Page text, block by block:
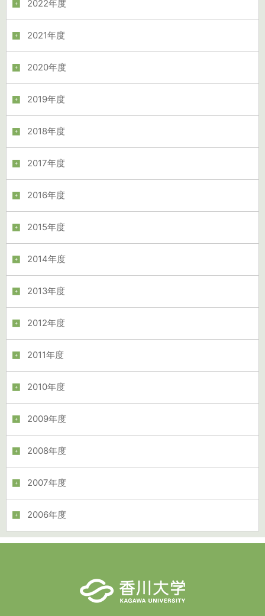
2022年度
2021年度
2020年度
2019年度
2018年度
2017年度
2016年度
2015年度
2014年度
2013年度
2012年度
2011年度
2010年度
2009年度
2008年度
2007年度
2006年度